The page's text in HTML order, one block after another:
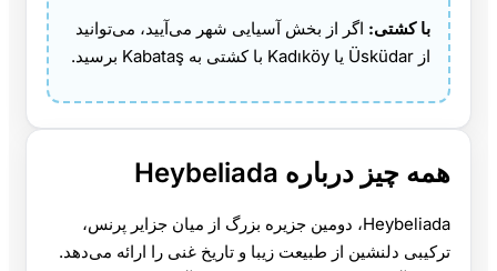
با کشتی: اگر از بخش آسیایی شهر می‌آیید، می‌توانید
از Üsküdar یا Kadıköy با کشتی به Kabataş برسید.
همه چیز درباره Heybeliada
Heybeliada، دومین جزیره بزرگ از میان جزایر پرنس،
ترکیبی دلنشین از طبیعت زیبا و تاریخ غنی را ارائه می‌دهد.